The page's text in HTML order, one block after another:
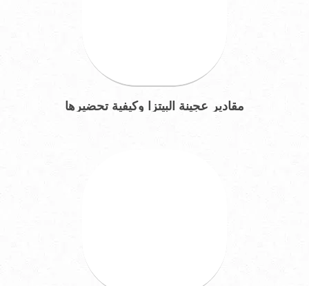
مقادير عجينة البيتزا وكيفية تحضيرها